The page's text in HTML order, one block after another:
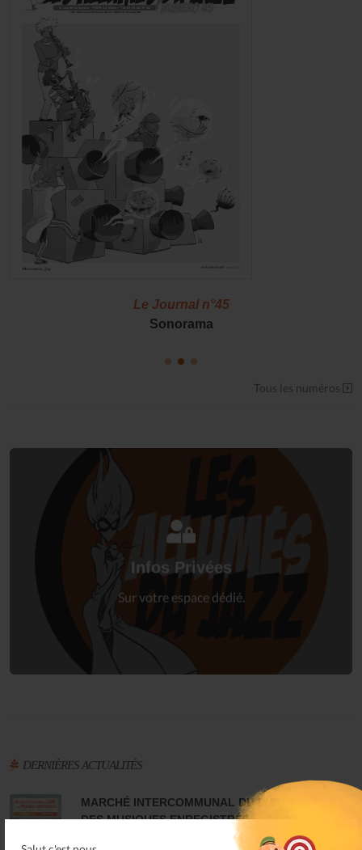
Le Journal n°45
Sonorama
Tous les numéros
Infos Privées
Sur votre espace dédié.
Connectez-vous
DERNIÈRES ACTUALITÉS
MARCHÉ INTERCOMMUNAL DU DISQUE ET
DES MUSIQUES ENREGISTRÉES - PLOUARET